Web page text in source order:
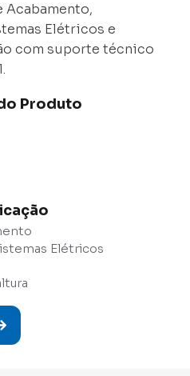
Acabamento,
Elétricos e
com suporte técnico
Produto
Elétricos